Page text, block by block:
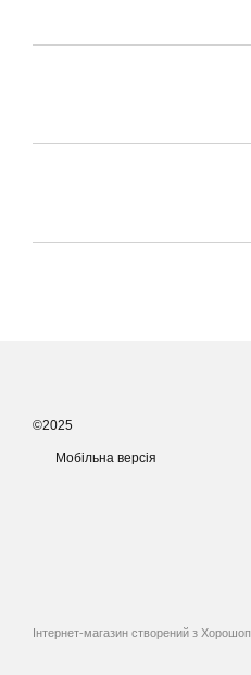
©2025
Мобільна версія
Інтернет-магазин створений з Хорошоп